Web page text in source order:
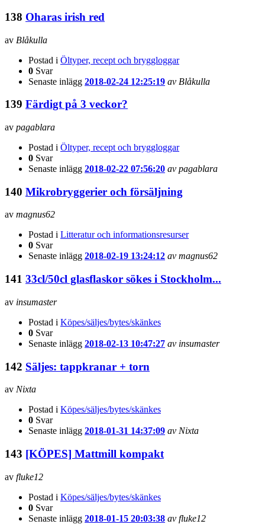
138 Oharas irish red
av Blåkulla
Postad i Öltyper, recept och bryggloggar
0 Svar
Senaste inlägg 2018-02-24 12:25:19 av Blåkulla
139 Färdigt på 3 veckor?
av pagablara
Postad i Öltyper, recept och bryggloggar
0 Svar
Senaste inlägg 2018-02-22 07:56:20 av pagablara
140 Mikrobryggerier och försäljning
av magnus62
Postad i Litteratur och informationsresurser
0 Svar
Senaste inlägg 2018-02-19 13:24:12 av magnus62
141 33cl/50cl glasflaskor sökes i Stockholm...
av insumaster
Postad i Köpes/säljes/bytes/skänkes
0 Svar
Senaste inlägg 2018-02-13 10:47:27 av insumaster
142 Säljes: tappkranar + torn
av Nixta
Postad i Köpes/säljes/bytes/skänkes
0 Svar
Senaste inlägg 2018-01-31 14:37:09 av Nixta
143 [KÖPES] Mattmill kompakt
av fluke12
Postad i Köpes/säljes/bytes/skänkes
0 Svar
Senaste inlägg 2018-01-15 20:03:38 av fluke12